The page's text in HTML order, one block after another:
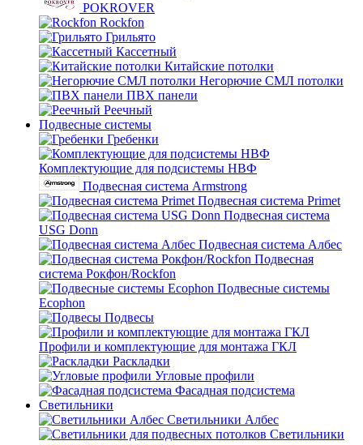
POKROVER
Rockfon
Грильято
Кассетный
Китайские потолки
Негорючие СМЛ потолки
ПВХ панели
Реечный
Подвесные системы
Гребенки
Комплектующие для подсистемы НВФ
Подвесная система Armstrong
Подвесная система Primet
Подвесная система
USG Donn
Подвесная система Албес
Подвесная
система Рокфон/Rockfon
Подвесные системы
Ecophon
Подвесы
Профили и комплектующие для монтажа ГКЛ
Раскладки
Угловые профили
Фасадная подсистема
Светильники
Светильники Албес
Светильники